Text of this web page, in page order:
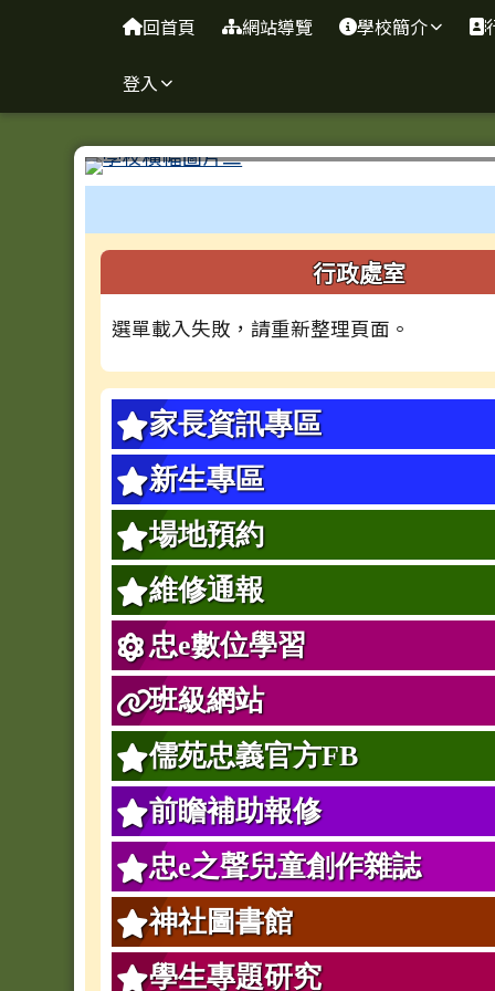
台南市忠義國小全球資
回首頁 網站導覽 學校簡介
登入
左邊區域內容行政處室
選單載入失敗，請重新整理頁面。
家長資訊專區
新生專區
場地預約
維修通報
忠e數位學習
班級網站
儒苑忠義官方FB
前瞻補助報修
忠e之聲兒童創作雜誌
神社圖書館
學生專題研究
頁尾區域